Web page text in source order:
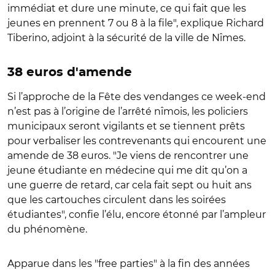
immédiat et dure une minute, ce qui fait que les
jeunes en prennent 7 ou 8 à la file", explique Richard
Tiberino, adjoint à la sécurité de la ville de Nîmes.
38 euros d'amende
Si l’approche de la Fête des vendanges ce week-end
n’est pas à l’origine de l’arrêté nîmois, les policiers
municipaux seront vigilants et se tiennent prêts
pour verbaliser les contrevenants qui encourent une
amende de 38 euros. "Je viens de rencontrer une
jeune étudiante en médecine qui me dit qu’on a
une guerre de retard, car cela fait sept ou huit ans
que les cartouches circulent dans les soirées
étudiantes", confie l’élu, encore étonné par l’ampleur
du phénomène.
Apparue dans les "free parties" à la fin des années